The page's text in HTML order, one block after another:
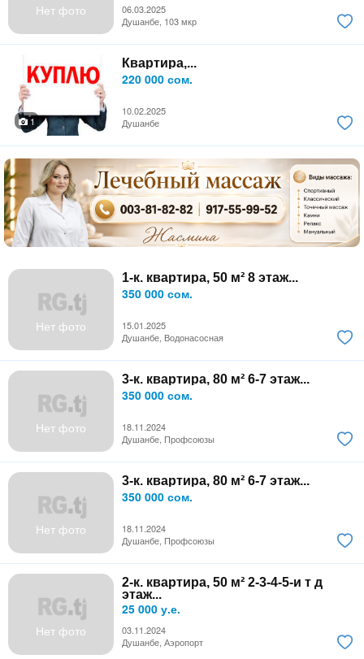
Нет фото
06.03.2025
Душанбе, 103 мкр
Квартира,...
220 000 сом.
10.02.2025
1
Душанбе
Нет фото
1-к. квартира, 50 м² 8 этаж...
350 000 сом.
15.01.2025
Душанбе, Водонасосная
Нет фото
3-к. квартира, 80 м² 6-7 этаж...
350 000 сом.
18.11.2024
Душанбе, Профсоюзы
Нет фото
3-к. квартира, 80 м² 6-7 этаж...
350 000 сом.
18.11.2024
Душанбе, Профсоюзы
Нет фото
2-к. квартира, 50 м² 2-3-4-5-и т д
этаж...
25 000 у.е.
03.11.2024
Душанбе, Аэропорт